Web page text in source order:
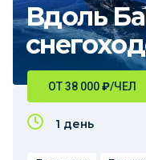
Вдоль
ОТ 38 000₽/ЧЕЛ
1 день